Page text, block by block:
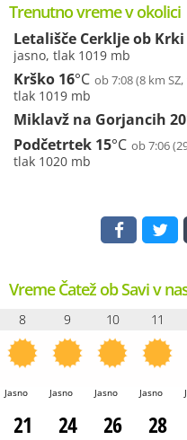
Trenutno vreme v okolici
Letališče Cerklje ob Krki
jasno, tlak 1019 mb
Krško 16°C ob 7:08 (8 km
tlak 1019 mb
Miklavž na Gorjancih 20
Podčetrtek 15°C ob 7:06
tlak 1020 mb
Vreme Čatež ob Savi v
8 9 10 11
Jasno Jasno Jasno Jasno
21 24 26 28